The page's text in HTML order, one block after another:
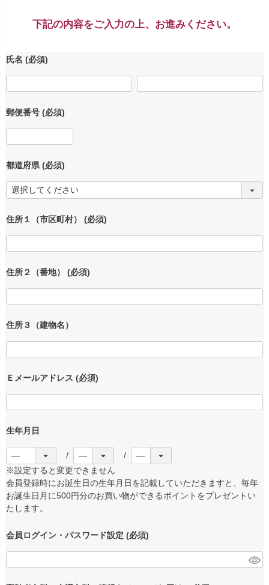
下記の内容をご入力の上、お進みください。
氏名 (必須)
郵便番号 (必須)
都道府県(必須)
住所１（市区町村） (必須)
住所２（番地） (必須)
住所３（建物名）
Ｅメールアドレス (必須)
生年月日
※設定すると変更できません
会員登録時にお誕生日の生年月日を記載していただきますと、毎年
お誕生日月に500円分のお買い物ができるポイントをプレゼントい
たします。
会員ログイン・パスワード設定 (必須)